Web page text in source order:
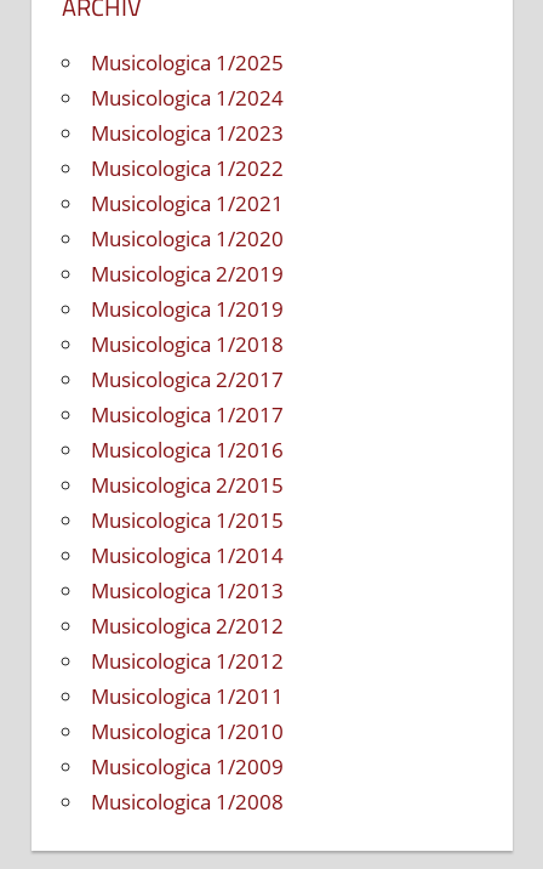
Musicologica 1/2025
Musicologica 1/2024
Musicologica 1/2023
Musicologica 1/2022
Musicologica 1/2021
Musicologica 1/2020
Musicologica 2/2019
Musicologica 1/2019
Musicologica 1/2018
Musicologica 2/2017
Musicologica 1/2017
Musicologica 1/2016
Musicologica 2/2015
Musicologica 1/2015
Musicologica 1/2014
Musicologica 1/2013
Musicologica 2/2012
Musicologica 1/2012
Musicologica 1/2011
Musicologica 1/2010
Musicologica 1/2009
Musicologica 1/2008